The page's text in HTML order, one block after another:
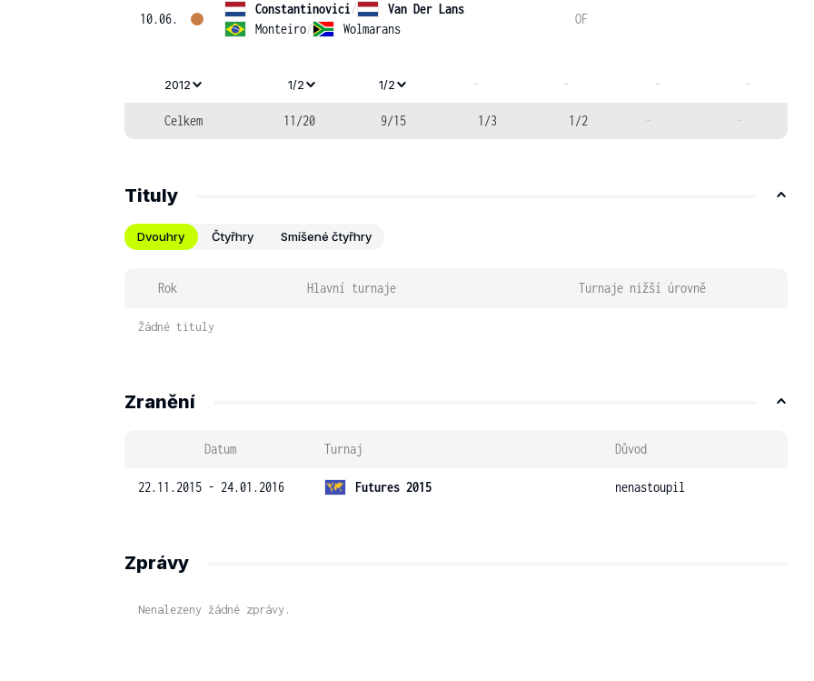
10.06.
Constantinovici/
Van Der Lans
Monteiro/ Wolmarans
OF
2012 1/2 1/2 - - - -
Celkem 11/20 9/15 1/3 1/2 - -
Tituly
Dvouhry Čtyřhry Smíšené čtyřhry
Rok Hlavní turnaje Turnaje nižší úrovně
Žádné tituly
Zranění
Datum Turnaj Důvod
22.11.2015 - 24.01.2016 Futures 2015 nenastoupil
Zprávy
Nenalezeny žádné zprávy.